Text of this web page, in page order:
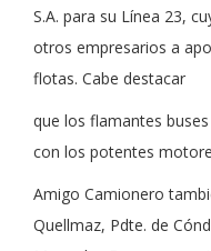
S.A. para su Línea 23,
otros empresarios a
flotas. Cabe destacar
que los flamantes
con los potentes
Amigo Camionero
Quellmaz, Pdte. de